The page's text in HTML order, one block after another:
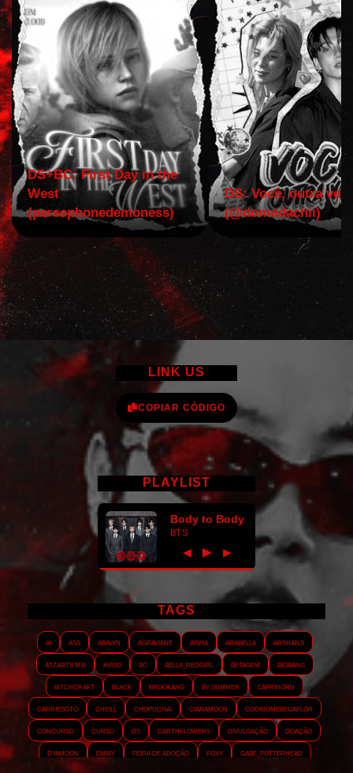
DS+BC: First Day in the
West
(persephonedemoness)
DS: Você, outra vez!
(@domodachii)
LINK US
COPIAR CÓDIGO
PLAYLIST
Body to Body
BTS
◀ ► ▶
TAGS
AI ASS Abalyn Agraviane Aisha Arabella
Arshanji
Atzarts Mia
Aviso BC Bella_RedGirl Betagem
Bigbang
Bitchcraft
Black Brookang By.summer
Caprihorn
Carriesoto
Cheill Chopuchai Cianamoon
Codinomebeijaflor
Concurso
Curso DS Darthflowers Divulgação
Doação
Dyamoon
Emmy Feira de adoção Foxy
Gabe_Potterhead